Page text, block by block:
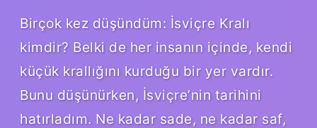
Birçok kez düşündüm: İsviçre Kralı
kimdir? Belki de her insanın içinde, kendi
küçük krallığını kurduğu bir yer vardır.
Bunu düşünürken, İsviçre’nin tarihini
hatırladım. Ne kadar sade, ne kadar saf,